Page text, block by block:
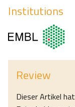
Institutions
Review
Dieser Artikel